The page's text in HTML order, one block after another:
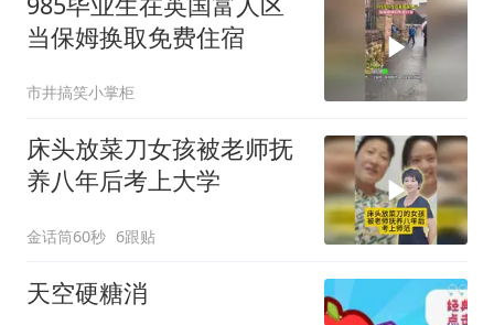
当保姆换取免费住宿
市井搞笑小掌柜
床头放菜刀女孩被老师抚
养八年后考上大学
金话筒60秒 6跟贴
天空硬糖消